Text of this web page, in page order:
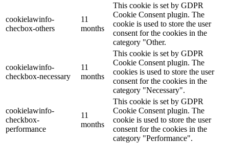
cookielawinfo-
checbox-others
11
months
This cookie is set by GDPR
Cookie Consent plugin. The
cookie is used to store the user
consent for the cookies in the
category "Other.
cookielawinfo-
checkbox-necessary
11
months
This cookie is set by GDPR
Cookie Consent plugin. The
cookies is used to store the user
consent for the cookies in the
category "Necessary".
cookielawinfo-
checkbox-
performance
11
months
This cookie is set by GDPR
Cookie Consent plugin. The
cookie is used to store the user
consent for the cookies in the
category "Performance".